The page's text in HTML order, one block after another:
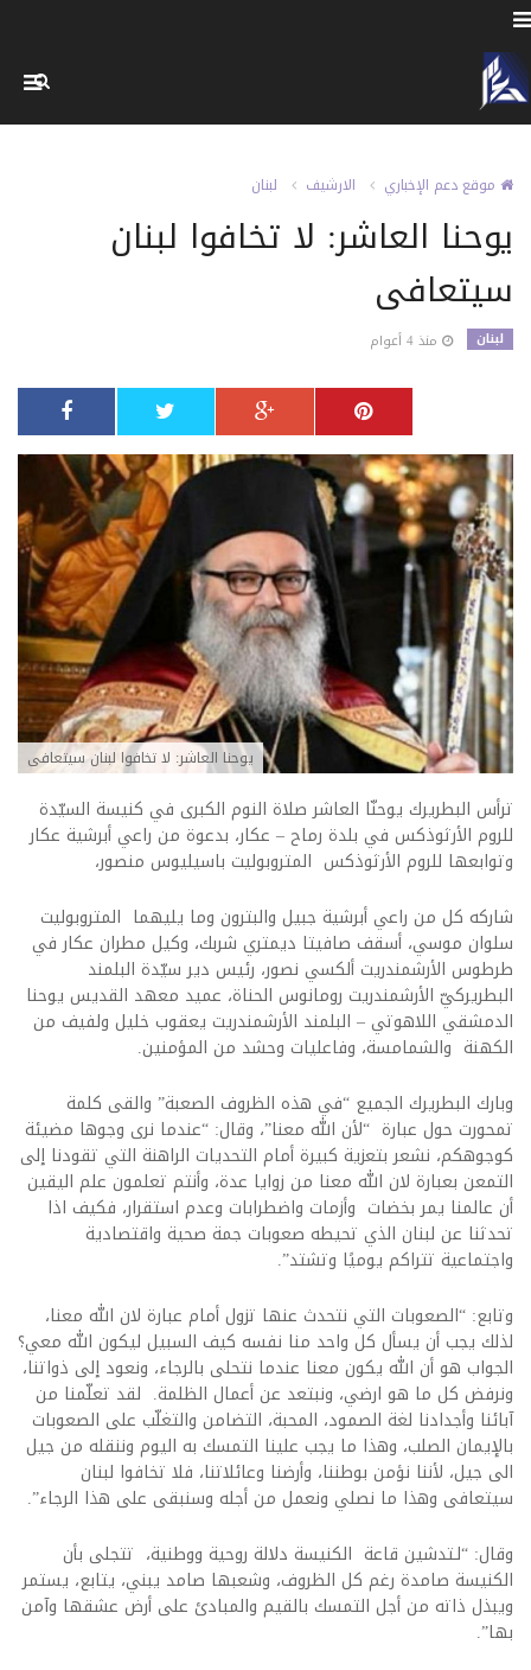
موقع دعم الإخباري الارشيف لبنان
يوحنا العاشر: لا تخافوا لبنان
سيتعافى
لبنان منذ 4 أعوام
يوحنا العاشر: لا تخافوا لبنان سيتعافى
ترأس البطريرك يوحنّا العاشر صلاة النوم الكبرى في كنيسة السيّدة
للروم الأرثوذكس في بلدة رماح – عكار، بدعوة من راعي أبرشية عكار
وتوابعها للروم الأرثوذكس المتروبوليت باسيليوس منصور،
شاركه كل من راعي أبرشية جبيل والبترون وما يليهما المتروبوليت
سلوان موسي، أسقف صافيتا ديمتري شربك، وكيل مطران عكار في
طرطوس الأرشمندريت ألكسي نصور، رئيس دير سيّدة البلمند
البطريركيّ الأرشمندريت رومانوس الحناة، عميد معهد القديس يوحنا
الدمشقي اللاهوتي – البلمند الأرشمندريت يعقوب خليل ولفيف من
الكهنة والشمامسة، وفاعليات وحشد من المؤمنين.
وبارك البطريرك الجميع “في هذه الظروف الصعبة” والقى كلمة
تمحورت حول عبارة “لأن الله معنا”، وقال: “عندما نرى وجوها مضيئة
كوجوهكم، نشعر بتعزية كبيرة أمام التحديات الراهنة التي تقودنا إلى
التمعن بعبارة لان الله معنا من زوايا عدة، وأنتم تعلمون علم اليقين
أن عالمنا يمر بخضات وأزمات واضطرابات وعدم استقرار، فكيف اذا
تحدثنا عن لبنان الذي تحيطه صعوبات جمة صحية واقتصادية
واجتماعية تتراكم يوميًا وتشتد”.
وتابع: “الصعوبات التي نتحدث عنها تزول أمام عبارة لان الله معنا،
لذلك يجب أن يسأل كل واحد منا نفسه كيف السبيل ليكون الله معي؟
الجواب هو أن الله يكون معنا عندما نتحلى بالرجاء، ونعود إلى ذواتنا،
ونرفض كل ما هو ارضي، ونبتعد عن أعمال الظلمة. لقد تعلّمنا من
آبائنا وأجدادنا لغة الصمود، المحبة، التضامن والتغلّب على الصعوبات
بالإيمان الصلب، وهذا ما يجب علينا التمسك به اليوم وننقله من جيل
الى جيل، لأننا نؤمن بوطننا، وأرضنا وعائلاتنا، فلا تخافوا لبنان
سيتعافى وهذا ما نصلي ونعمل من أجله وسنبقى على هذا الرجاء”.
وقال: “لـتدشين قاعة الكنيسة دلالة روحية ووطنية، تتجلى بأن
الكنيسة صامدة رغم كل الظروف، وشعبها صامد يبني، يتابع، يستمر
ويبذل ذاته من أجل التمسك بالقيم والمبادئ على أرض عشقها وآمن
بها”.